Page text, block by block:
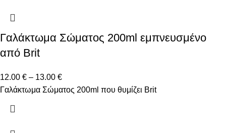
Γαλάκτωμα Σώματος 200ml εμπνευσμένο
από Brit
12.00 € – 13.00 €
Γαλάκτωμα Σώματος 200ml που θυμίζει Brit